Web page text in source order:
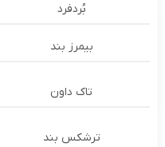
بُردفرد
بیمرز بند
تاک داون
ترشكس بند